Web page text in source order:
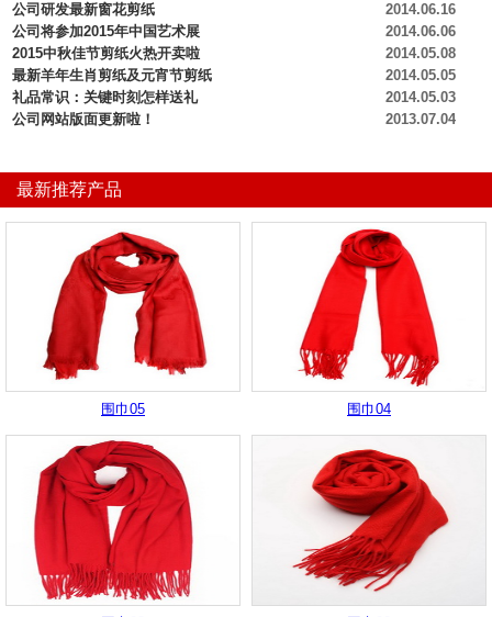
公司研发最新窗花剪纸
2014.06.16
公司将参加2015年中国艺术展
2014.06.06
2015中秋佳节剪纸火热开卖啦
2014.05.08
最新羊年生肖剪纸及元宵节剪纸
2014.05.05
礼品常识：关键时刻怎样送礼
2014.05.03
公司网站版面更新啦！
2013.07.04
最新推荐产品
围巾05 围巾04